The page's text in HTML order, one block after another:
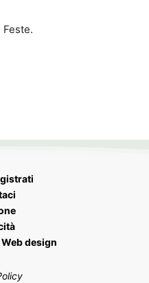
design